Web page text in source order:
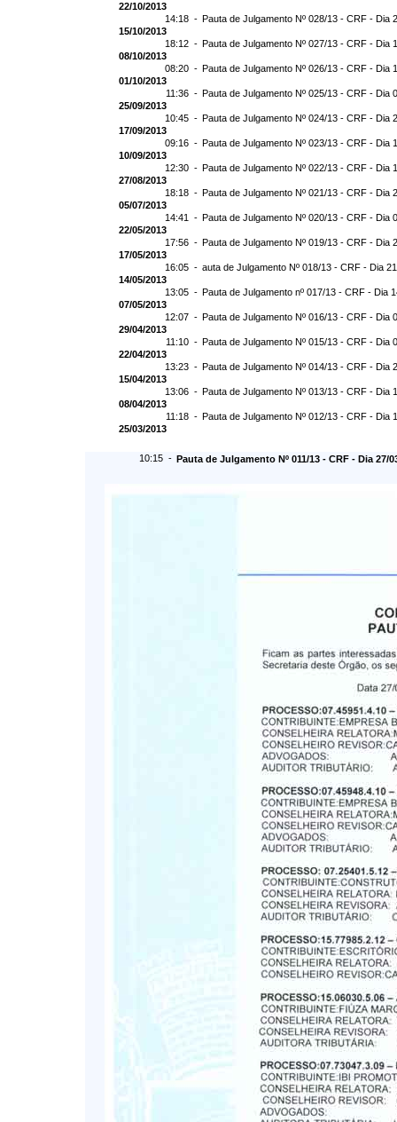
22/10/2013
14:18 - Pauta de Julgamento Nº 028/13 - CRF - Dia
15/10/2013
18:12 - Pauta de Julgamento Nº 027/13 - CRF - Dia
08/10/2013
08:20 - Pauta de Julgamento Nº 026/13 - CRF - Dia
01/10/2013
11:36 - Pauta de Julgamento Nº 025/13 - CRF - Dia
25/09/2013
10:45 - Pauta de Julgamento Nº 024/13 - CRF - Dia
17/09/2013
09:16 - Pauta de Julgamento Nº 023/13 - CRF - Dia
10/09/2013
12:30 - Pauta de Julgamento Nº 022/13 - CRF - Dia
27/08/2013
18:18 - Pauta de Julgamento Nº 021/13 - CRF - Dia
05/07/2013
14:41 - Pauta de Julgamento Nº 020/13 - CRF - Dia
22/05/2013
17:56 - Pauta de Julgamento Nº 019/13 - CRF - Dia
17/05/2013
16:05 - auta de Julgamento Nº 018/13 - CRF - Dia
14/05/2013
13:05 - Pauta de Julgamento nº 017/13 - CRF - Dia
07/05/2013
12:07 - Pauta de Julgamento Nº 016/13 - CRF - Dia
29/04/2013
11:10 - Pauta de Julgamento Nº 015/13 - CRF - Dia
22/04/2013
13:23 - Pauta de Julgamento Nº 014/13 - CRF - Dia
15/04/2013
13:06 - Pauta de Julgamento Nº 013/13 - CRF - Dia
08/04/2013
11:18 - Pauta de Julgamento Nº 012/13 - CRF - Dia
25/03/2013
10:15 - Pauta de Julgamento Nº 011/13 - CRF - Dia 27/